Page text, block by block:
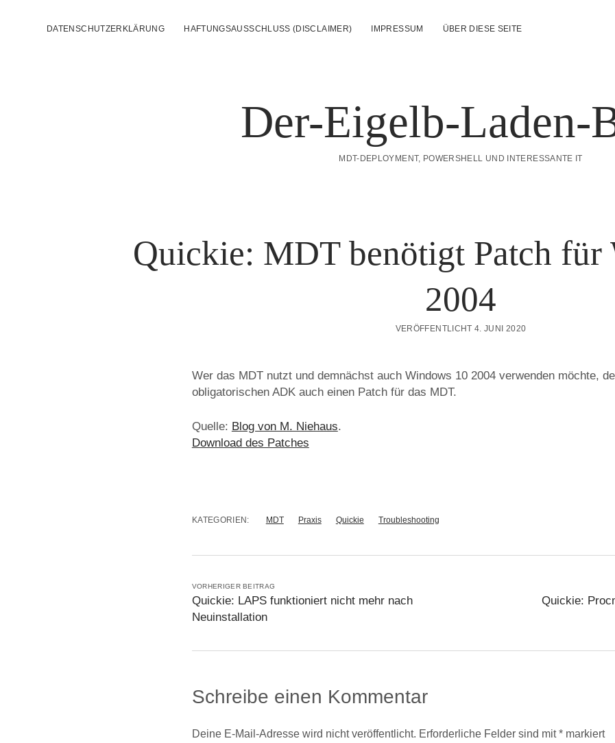
DATENSCHUTZERKLÄRUNG HAFTUNGSAUSSCHLUSS (DISCLAIMER) IMPRESSUM ÜBER DIESE SEITE
Der-Eigelb-Laden-
MDT-DEPLOYMENT, POWERSHELL UND INTERESSANTE IT
Quickie: MDT benötigt Patch für
2004
VERÖFFENTLICHT 4. JUNI 2020
Wer das MDT nutzt und demnächst auch Windows 10 2004 verwenden möchte,
obligatorischen ADK auch einen Patch für das MDT.
Quelle: Blog von M. Niehaus.
Download des Patches
KATEGORIEN: MDT Praxis Quickie Troubleshooting
VORHERIGER BEITRAG
Quickie: LAPS funktioniert nicht mehr nach
Neuinstallation
Quickie:
Schreibe einen Kommentar
Deine E-Mail-Adresse wird nicht veröffentlicht. Erforderliche Felder sind mit*markiert